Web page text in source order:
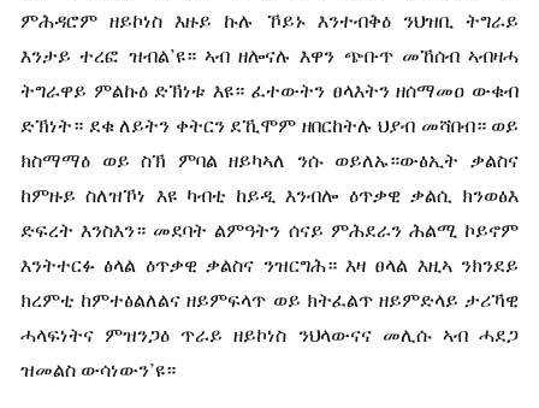
ምሕዳሮም ዘይኮነስ እዙይ ኩሉ ኾይኑ እንተብቅዕ ንህዝቢ ትግራይ
እንታይ ተረፎ ዝብል’ዩ። ኣብ ዘሎናሉ እዋን ጭቡጥ መኸሰብ ኣብዛሓ
ትግራዋይ ምልኩዕ ድኽነቱ እዩ። ፈተውትን ፀላእትን ዘሰማመዐ ውቁብ
ድኽነት። ደቁ ለይትን ቀትርን ደኺሞም ዘበርከትሉ ህያብ መሻበብ። ወይ
ክስማማዕ ወይ ስኽ ምባል ዘይካኣለ ንሱ ወይለኡ።ውፅኢት ቃልስና
ከምዙይ ስለዝኾነ እዩ ካብቲ ከይዲ እንብሎ ዕጥቃዊ ቃልሲ ክንወፅእ
ድፍረት እንስእን። መደባት ልምዓትን ሰናይ ምሕደራን ሕልሚ ኮይኖም
እንትተርፉ ፅላል ዕጥቃዊ ቃልስና ንዝርግሕ። እዛ ፀላል እዚኣ ንክንደይ
ክረምቲ ከምተፅልለልና ዘይምፍላጥ ወይ ክትፈልጥ ዘይምድላይ ታሪኻዊ
ሓላፍነትና ምዝንጋዕ ጥራይ ዘይኮነስ ንህላውናና መሊሱ ኣብ ሓደጋ
ዝመልስ ውሳነውን’ዩ።